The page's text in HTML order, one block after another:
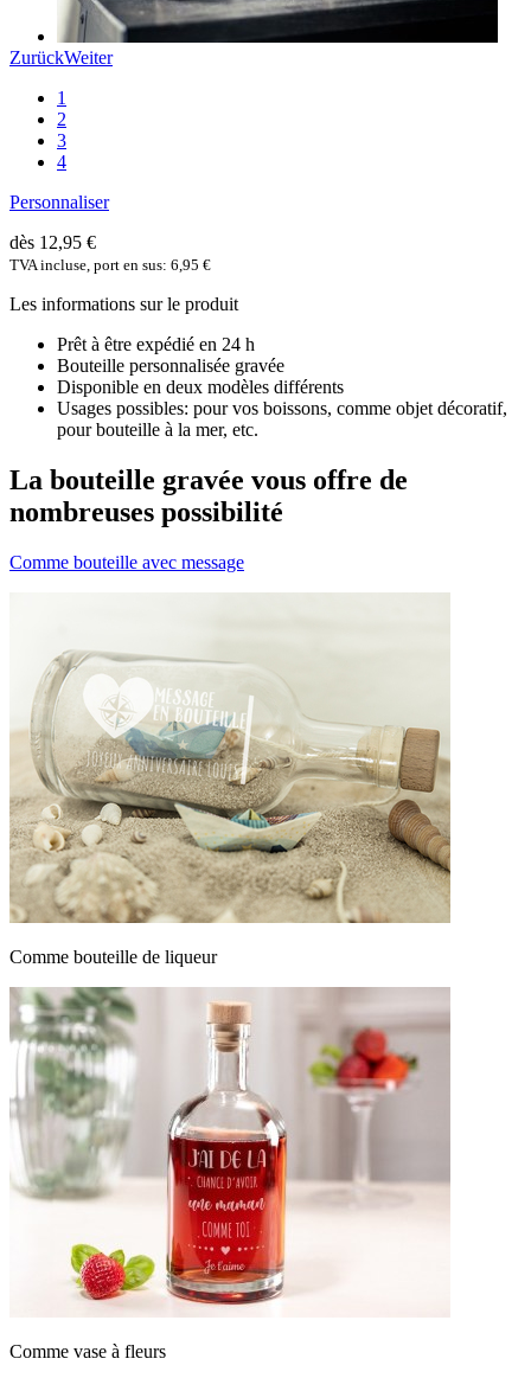
ZurückWeiter
1
2
3
4
Personnaliser
dès 12,95 €
TVA incluse, port en sus: 6,95 €
Les informations sur le produit
Prêt à être expédié en 24 h
Bouteille personnalisée gravée
Disponible en deux modèles différents
Usages possibles: pour vos boissons, comme objet décoratif,
pour bouteille à la mer, etc.
La bouteille gravée vous offre de
nombreuses possibilité
Comme bouteille avec message
Comme bouteille de liqueur
Comme vase à fleurs